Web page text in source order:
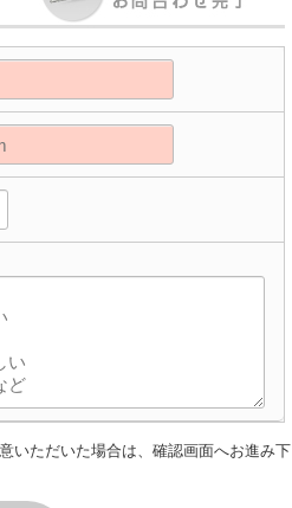
いただいた場合は、確認画面へお進み下